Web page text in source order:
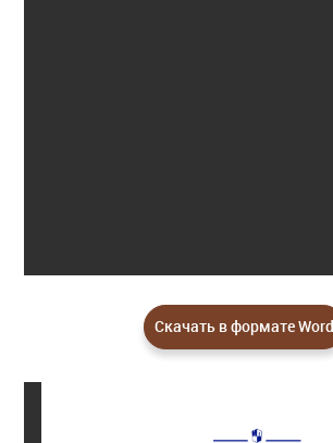
Скачать в формате Word